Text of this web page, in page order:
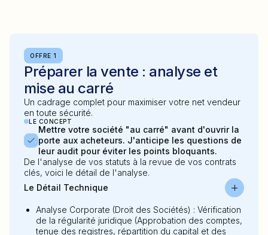
OFFRE 1
Préparer la vente : analyse et
mise au carré
Un cadrage complet pour maximiser votre net vendeur
en toute sécurité.
LE CONCEPT
Mettre votre société "au carré" avant d'ouvrir la
porte aux acheteurs. J'anticipe les questions de
leur audit pour éviter les points bloquants.
De l'analyse de vos statuts à la revue de vos contrats
clés, voici le détail de l'analyse.
Le Détail Technique
Analyse Corporate (Droit des Sociétés) : Vérification
de la régularité juridique (Approbation des comptes,
tenue des registres, répartition du capital et des